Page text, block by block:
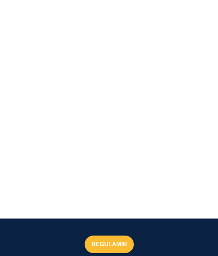
REGULAMIN